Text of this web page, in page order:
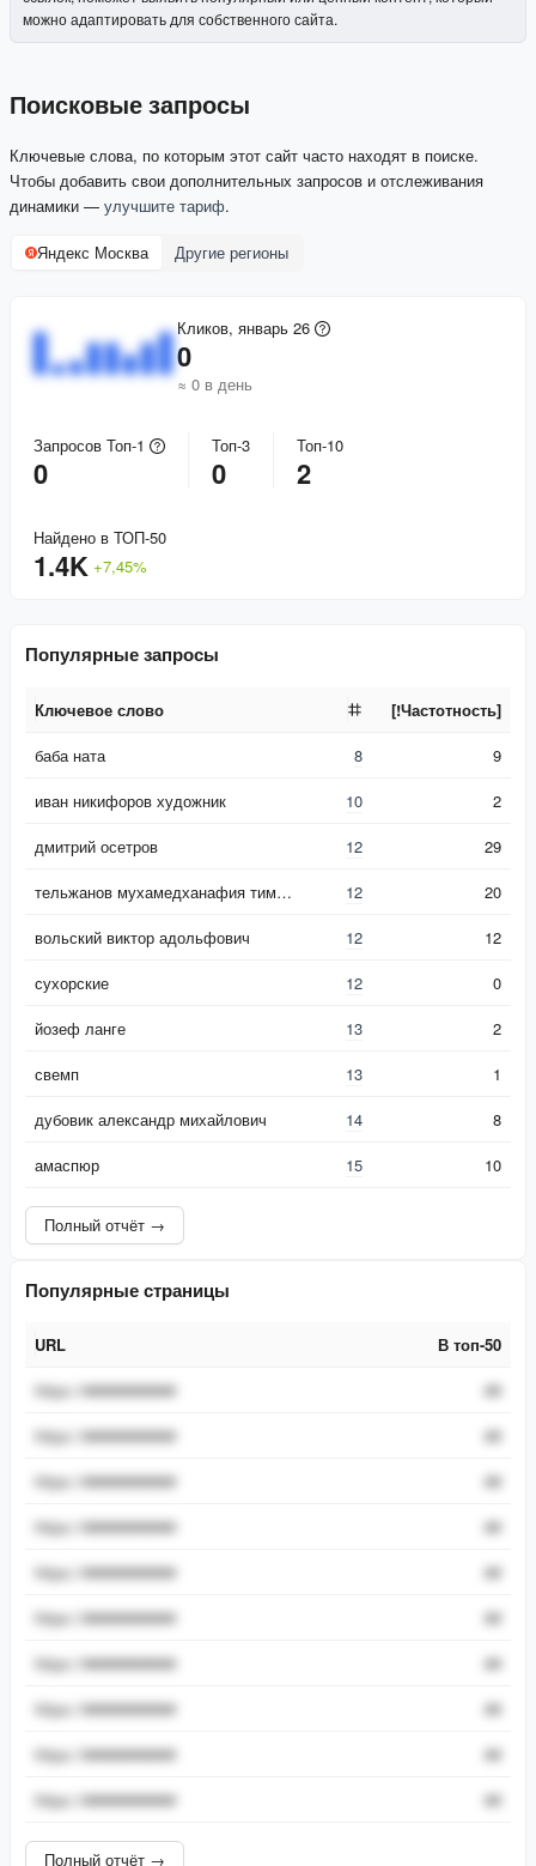
можно адаптировать для собственного сайта.
Поисковые запросы
Ключевые слова, по которым этот сайт часто находят в поиске.
Чтобы добавить свои дополнительных запросов и отслеживания
динамики — улучшите тариф.
Яндекс Москва Другие регионы
Кликов, январь 26
0
≈ 0 в день
Запросов Топ-1
0
Топ-3
0
Топ-10
2
Найдено в ТОП-50
1.4K +7,45%
Популярные запросы
Ключевое слово
[!Частотность]
баба ната 8
9
иван никифоров художник
10
2
дмитрий осетров
12
29
тельжанов мухамедханафия тимирболатович
12
20
вольский виктор адольфович
12
12
сухорские
12
0
йозеф ланге
13
2
свемп
13
1
дубовик александр михайлович
14
8
амаспюр
15 10
Полный отчёт →
Популярные страницы
URL
В топ-50
URL
https://###########
##
https://###########
##
https://###########
##
https://###########
##
https://###########
##
https://###########
##
https://###########
##
https://###########
##
https://###########
##
https://###########
##
Полный отчёт →